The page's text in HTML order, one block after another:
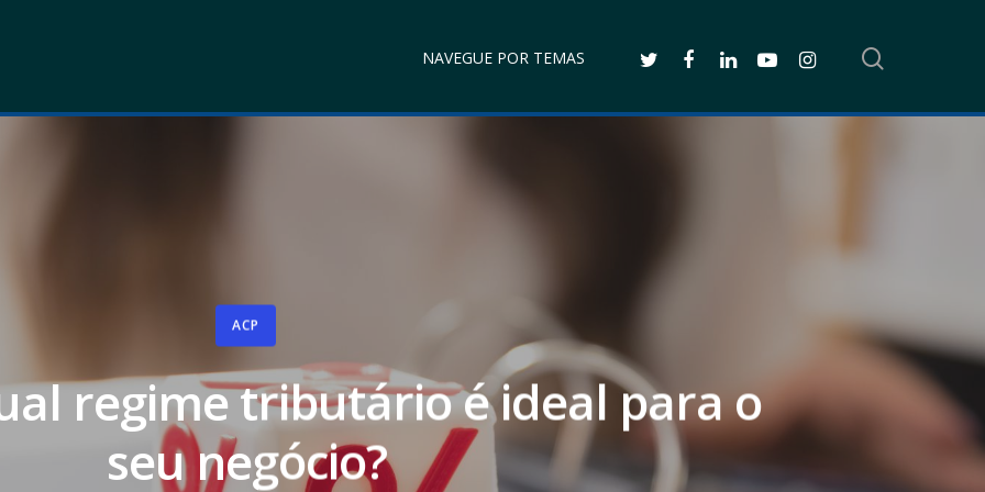
NAVEGUE POR TEMAS TWITTERFACEBOOKLINKEDINYOUTUBEINSTAGRAM
ACP
regime tributário é ideal para o
seu negócio?